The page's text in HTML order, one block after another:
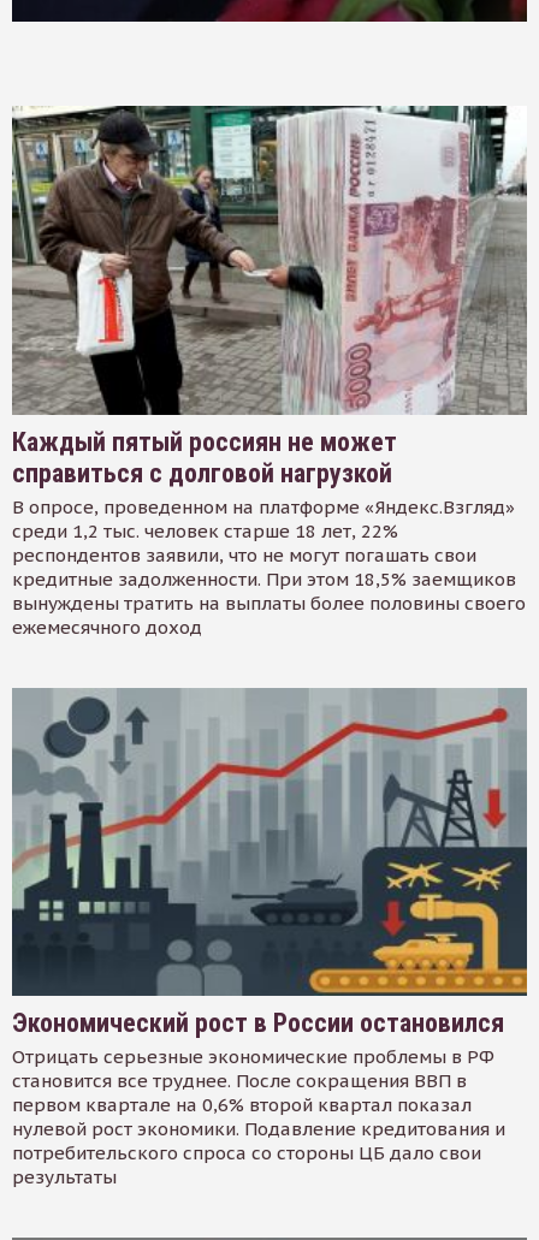
Каждый пятый россиян не может
справиться с долговой нагрузкой
В опросе, проведенном на платформе «Яндекс.Взгляд»
среди 1,2 тыс. человек старше 18 лет, 22%
респондентов заявили, что не могут погашать свои
кредитные задолженности. При этом 18,5% заемщиков
вынуждены тратить на выплаты более половины своего
ежемесячного доход
Экономический рост в России остановился
Отрицать серьезные экономические проблемы в РФ
становится все труднее. После сокращения ВВП в
первом квартале на 0,6% второй квартал показал
нулевой рост экономики. Подавление кредитования и
потребительского спроса со стороны ЦБ дало свои
результаты